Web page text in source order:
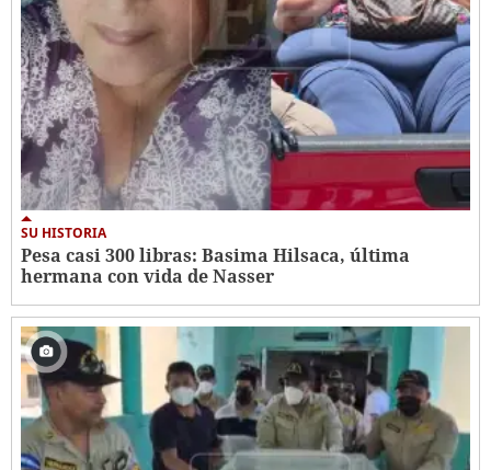
SU HISTORIA
Pesa casi 300 libras: Basima Hilsaca, última
hermana con vida de Nasser